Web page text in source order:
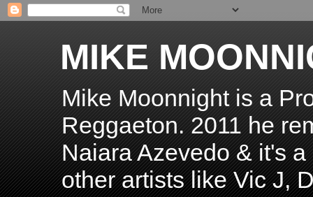
MIKE
Mike Moonnight is a
Reggaeton. 2011 he
Naiara Azevedo & it's
other artists like Vic J,